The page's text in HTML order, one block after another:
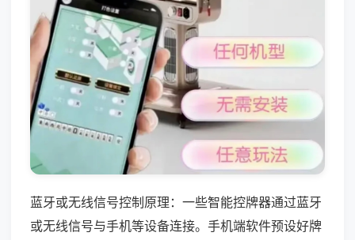
蓝牙或无线信号控制原理：一些智能控牌器通过蓝牙
或无线信号与手机等设备连接。手机端软件预设好牌